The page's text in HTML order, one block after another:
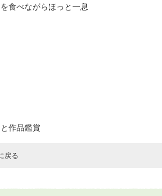
食べながらほっと一息
作品鑑賞
戻る